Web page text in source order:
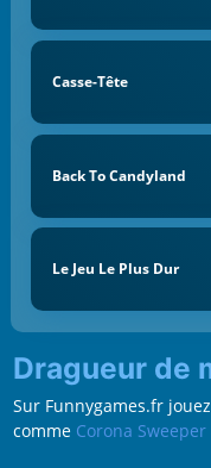
Casse-Tête
Back To Candyland
Le Jeu Le Plus Dur
Dragueur de
Sur Funnygames.fr
comme Corona Sweeper